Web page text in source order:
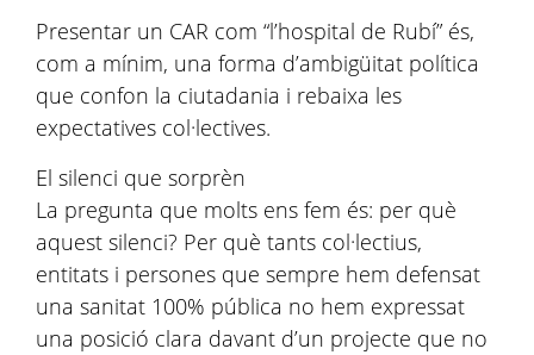
Presentar un CAR com “l’hospital de Rubí” és,
com a mínim, una forma d’ambigüitat política
que confon la ciutadania i rebaixa les
expectatives col·lectives.
El silenci que sorprèn
La pregunta que molts ens fem és: per què
aquest silenci? Per què tants col·lectius,
entitats i persones que sempre hem defensat
una sanitat 100% pública no hem expressat
una posició clara davant d’un projecte que no